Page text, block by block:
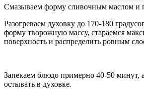
Смазываем форму сливочным маслом и
Разогреваем духовку до 170-180
форму творожную массу, стараемся
поверхность и распределить ровным
Запекаем блюдо примерно 40-50 минут,
остывать в духовке.